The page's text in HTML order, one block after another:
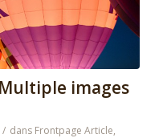
images
/ dans Frontpage Article,